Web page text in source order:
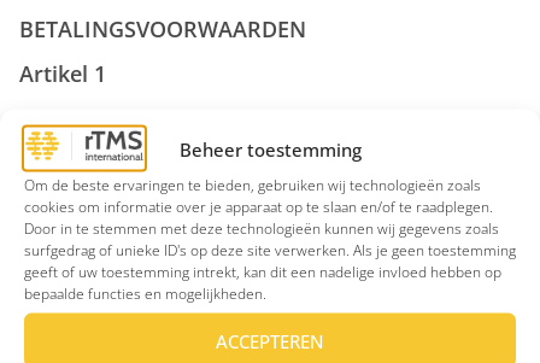
Beheer toestemming
Om de beste ervaringen te bieden, gebruiken wij technologieën zoals
cookies om informatie over je apparaat op te slaan en/of te raadplegen.
Door in te stemmen met deze technologieën kunnen wij gegevens zoals
surfgedrag of unieke ID's op deze site verwerken. Als je geen toestemming
geeft of uw toestemming intrekt, kan dit een nadelige invloed hebben op
bepaalde functies en mogelijkheden.
ACCEPTEREN
BETALINGSVOORWAARDEN
Artikel 1
Deze betalingsvoorwaarden zijn van toepassing op alle
behandelingsovereenkomsten tussen de behandelaar en
de cliënt.
Artikel 2
Afspraken moeten uiterlijk 48 uur voor het tijdstip van de
behandeling geannuleerd worden. Bij niet annuleren en
bij annuleringen binnen 48 uur voor de afspraak is de